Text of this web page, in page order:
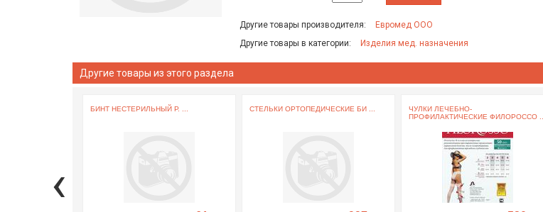
Другие товары производителя:
Евромед ООО
Другие товары в категории:
Изделия мед. назначения
Другие товары из этого раздела
БИНТ НЕСТЕРИЛЬНЫЙ Р. ... СТЕЛЬКИ ОРТОПЕДИЧЕСКИЕ БИ ...
ЧУЛКИ ЛЕЧЕБНО-
ПРОФИЛАКТИЧЕСКИЕ ФИЛОРОССО ...
‹